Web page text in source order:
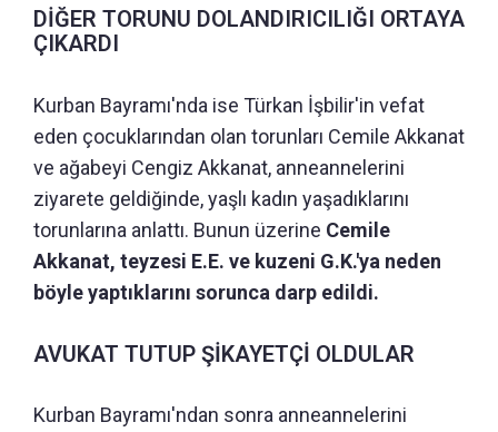
DİĞER TORUNU DOLANDIRICILIĞI ORTAYA
ÇIKARDI
Kurban Bayramı'nda ise Türkan İşbilir'in vefat
eden çocuklarından olan torunları Cemile Akkanat
ve ağabeyi Cengiz Akkanat, anneannelerini
ziyarete geldiğinde, yaşlı kadın yaşadıklarını
torunlarına anlattı. Bunun üzerine Cemile
Akkanat, teyzesi E.E. ve kuzeni G.K.'ya neden
böyle yaptıklarını sorunca darp edildi.
AVUKAT TUTUP ŞİKAYETÇİ OLDULAR
Kurban Bayramı'ndan sonra anneannelerini